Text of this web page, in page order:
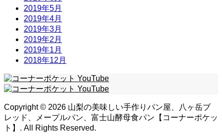
2019年5月
2019年4月
2019年3月
2019年2月
2019年1月
2018年12月
Copyright © 2026 山梨の美味しい手作りパン屋、八ヶ岳ブ
レッド、メープルパン、富士山酵母食パン【コーナーポケッ
ト】. All Rights Reserved.